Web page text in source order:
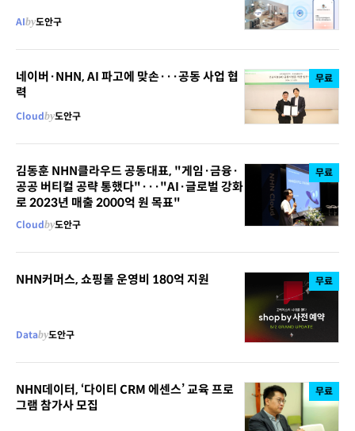
AIby도안구
네이버·NHN, AI 파고에 맞손···공동 사업 협
력
Cloudby도안구
무료
김동훈 NHN클라우드 공동대표, "게임·금융·
공공 버티컬 공략 통했다"···"AI·글로벌 강화
로 2023년 매출 2000억 원 목표"
Cloudby도안구
무료
NHN커머스, 쇼핑몰 운영비 180억 지원
Databy도안구
무료
NHN데이터, ‘다이티 CRM 에센스’ 교육 프로
그램 참가사 모집
무료